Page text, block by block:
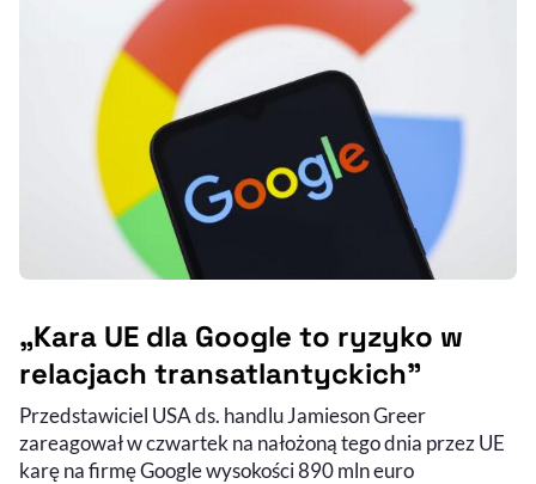
„Kara UE dla Google to ryzyko w
relacjach transatlantyckich”
Przedstawiciel USA ds. handlu Jamieson Greer
zareagował w czwartek na nałożoną tego dnia przez UE
karę na firmę Google wysokości 890 mln euro